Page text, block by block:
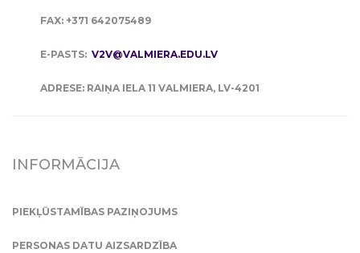
FAX: +371 642075489
E-PASTS: V2V@VALMIERA.EDU.LV
ADRESE: RAIŅA IELA 11 VALMIERA, LV-4201
INFORMĀCIJA
PIEKĻŪSTAMĪBAS PAZIŅOJUMS
PERSONAS DATU AIZSARDZĪBA